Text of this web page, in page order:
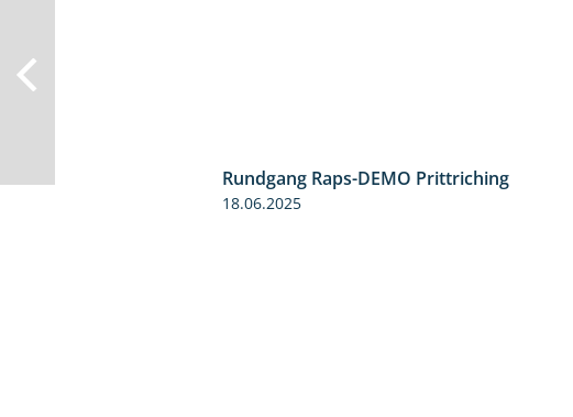
5:34
Rundgang Raps-DEMO Prittriching
18.06.2025